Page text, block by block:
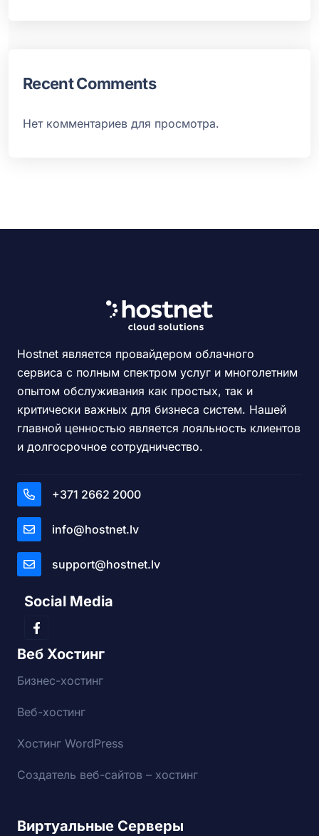
Recent Comments
Нет комментариев для просмотра.
Hostnet является провайдером облачного
сервиса с полным спектром услуг и многолетним
опытом обслуживания как простых, так и
критически важных для бизнеса систем. Нашей
главной ценностью является лояльность клиентов
и долгосрочное сотрудничество.
+371 2662 2000
info@hostnet.lv
support@hostnet.lv
Social Media
Веб Хостинг
Бизнес-хостинг
Веб-хостинг
Хостинг WordPress
Создатель веб-сайтов – хостинг
Виртуальные Серверы